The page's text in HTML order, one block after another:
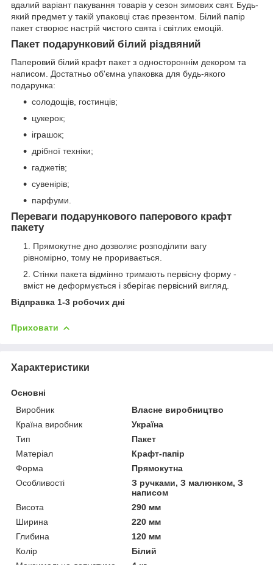
вдалий варіант пакування товарів у сезон зимових свят. Будь-
який предмет у такій упаковці стає презентом. Білий папір
пакет створює настрій чистого свята і світлих емоцій.
Пакет подарунковий білий різдвяний
Паперовий білий крафт пакет з одностороннім декором та
написом. Достатньо об'ємна упаковка для будь-якого
подарунка:
солодощів, гостинців;
цукерок;
іграшок;
дрібної техніки;
гаджетів;
сувенірів;
парфуми.
Переваги подарункового паперового крафт
пакету
Прямокутне дно дозволяє розподілити вагу
рівномірно, тому не проривається.
Стінки пакета відмінно тримають первісну форму -
вміст не деформується і зберігає первісний вигляд.
Відправка 1-3 робочих дні
Приховати
Характеристики
Основні
Виробник
Власне виробництво
Країна виробник
Україна
Тип
Пакет
Матеріал
Крафт-папір
Форма
Прямокутна
Особливості
З ручками, З малюнком, З
написом
Висота
290 мм
Ширина
220 мм
Глибина
120 мм
Колір
Білий